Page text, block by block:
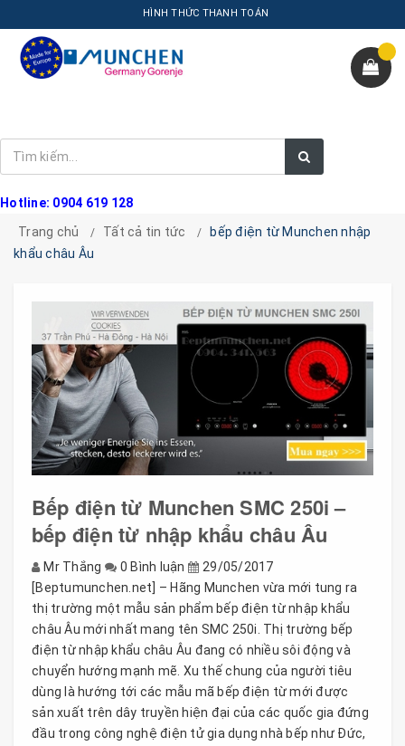
HÌNH THỨC THANH TOÁN
Hotline: 0904 619 128
Trang chủ
Tất cả tin tức
bếp điện từ Munchen nhập
khẩu châu Âu
Bếp điện từ Munchen SMC 250i –
bếp điện từ nhập khẩu châu Âu
Mr Thắng 0 Bình luận
29/05/2017
[Beptumunchen.net] – Hãng Munchen vừa mới tung ra
thị trường một mẫu sản phẩm bếp điện từ nhập khẩu
châu Âu mới nhất mang tên SMC 250i. Thị trường bếp
điện từ nhập khẩu châu Âu đang có nhiều sôi động và
chuyển hướng mạnh mẽ. Xu thế chung của người tiêu
dùng là hướng tới các mẫu mã bếp điện từ mới được
sản xuất trên dây truyền hiện đại của các quốc gia đứng
đầu trong công nghệ điện tử gia dụng nhà bếp như Đức,